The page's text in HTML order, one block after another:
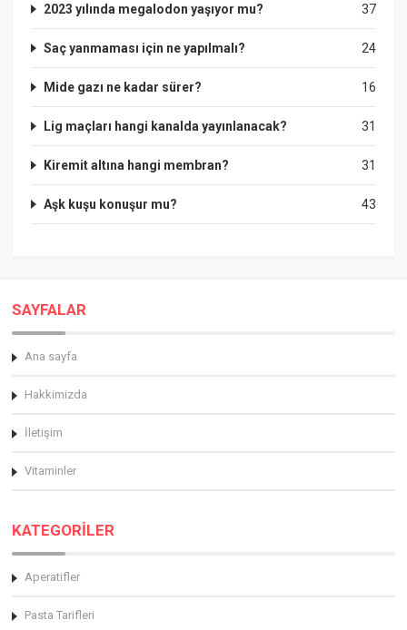
37
2023 yılında megalodon yaşıyor mu?
24
Saç yanmaması için ne yapılmalı?
16
Mide gazı ne kadar sürer?
31
Lig maçları hangi kanalda yayınlanacak?
31
Kiremit altına hangi membran?
43
Aşk kuşu konuşur mu?
SAYFALAR
Ana sayfa
Hakkimizda
İletişim
Vitaminler
KATEGORİLER
Aperatifler
Pasta Tarifleri